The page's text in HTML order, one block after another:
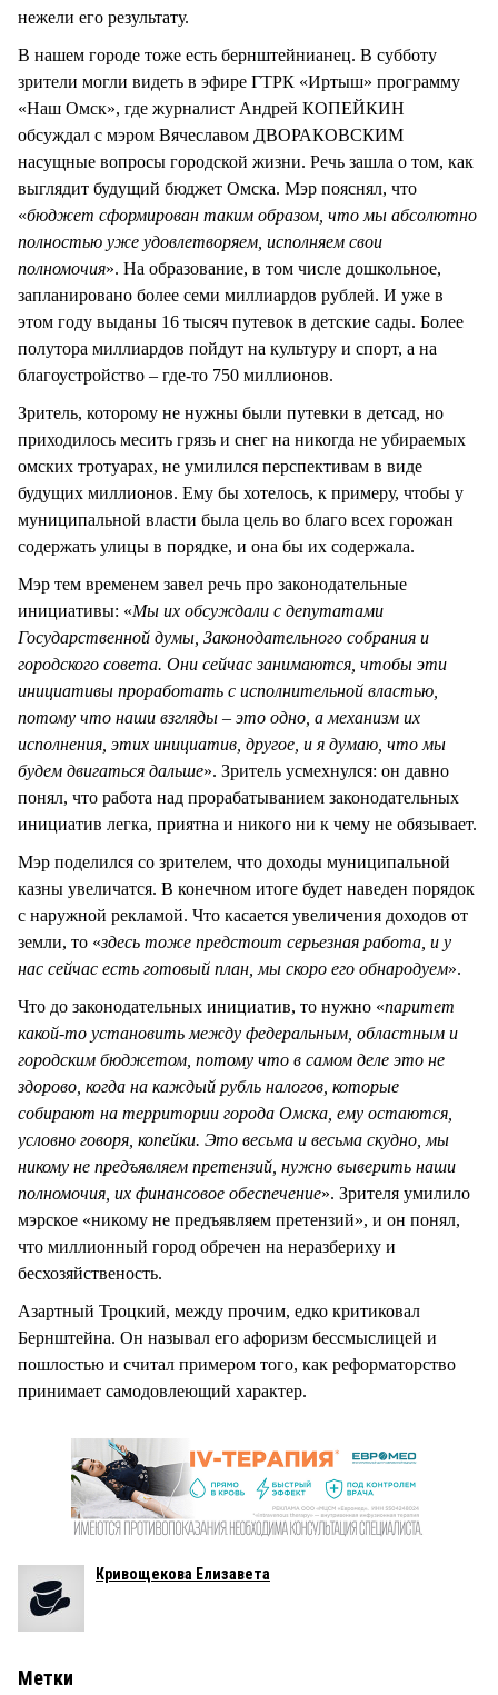
нежели его результату.
В нашем городе тоже есть бернштейнианец. В субботу
зрители могли видеть в эфире ГТРК «Иртыш» программу
«Наш Омск», где журналист Андрей КОПЕЙКИН
обсуждал с мэром Вячеславом ДВОРАКОВСКИМ
насущные вопросы городской жизни. Речь зашла о том, как
выглядит будущий бюджет Омска. Мэр пояснял, что
«бюджет сформирован таким образом, что мы абсолютно
полностью уже удовлетворяем, исполняем свои
полномочия». На образование, в том числе дошкольное,
запланировано более семи миллиардов рублей. И уже в
этом году выданы 16 тысяч путевок в детские сады. Более
полутора миллиардов пойдут на культуру и спорт, а на
благоустройство – где-то 750 миллионов.
Зритель, которому не нужны были путевки в детсад, но
приходилось месить грязь и снег на никогда не убираемых
омских тротуарах, не умилился перспективам в виде
будущих миллионов. Ему бы хотелось, к примеру, чтобы у
муниципальной власти была цель во благо всех горожан
содержать улицы в порядке, и она бы их содержала.
Мэр тем временем завел речь про законодательные
инициативы: «Мы их обсуждали с депутатами
Государственной думы, Законодательного собрания и
городского совета. Они сейчас занимаются, чтобы эти
инициативы проработать с исполнительной властью,
потому что наши взгляды – это одно, а механизм их
исполнения, этих инициатив, другое, и я думаю, что мы
будем двигаться дальше». Зритель усмехнулся: он давно
понял, что работа над прорабатыванием законодательных
инициатив легка, приятна и никого ни к чему не обязывает.
Мэр поделился со зрителем, что доходы муниципальной
казны увеличатся. В конечном итоге будет наведен порядок
с наружной рекламой. Что касается увеличения доходов от
земли, то «здесь тоже предстоит серьезная работа, и у
нас сейчас есть готовый план, мы скоро его обнародуем».
Что до законодательных инициатив, то нужно «паритет
какой-то установить между федеральным, областным и
городским бюджетом, потому что в самом деле это не
здорово, когда на каждый рубль налогов, которые
собирают на территории города Омска, ему остаются,
условно говоря, копейки. Это весьма и весьма скудно, мы
никому не предъявляем претензий, нужно выверить наши
полномочия, их финансовое обеспечение». Зрителя умилило
мэрское «никому не предъявляем претензий», и он понял,
что миллионный город обречен на неразбериху и
бесхозяйственость.
Азартный Троцкий, между прочим, едко критиковал
Бернштейна. Он называл его афоризм бессмыслицей и
пошлостью и считал примером того, как реформаторство
принимает самодовлеющий характер.
Кривощекова Елизавета
Метки